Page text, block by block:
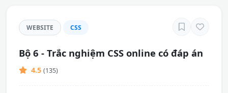
WEBSITE CSS
Bộ 6 - Trắc nghiệm CSS online có đáp án
4.5 (135)